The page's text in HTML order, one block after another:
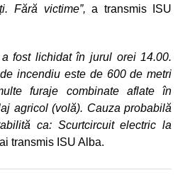
Fără victime”, a transmis ISU
a fost lichidat în jurul orei 14.00.
incendiu este de 600 de metri
furaje combinate aflate în
agricol (volă). Cauza probabilă
ca: Scurtcircuit electric la
transmis ISU Alba.